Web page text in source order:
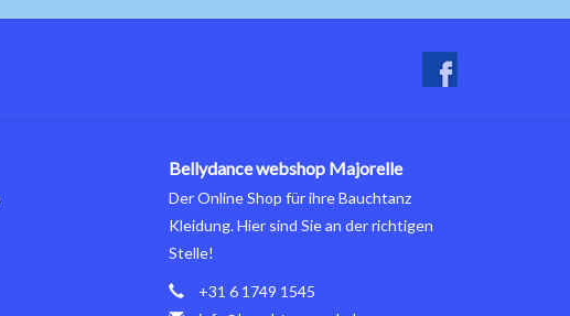
Bellydance webshop Majorelle
Der Online Shop für ihre Bauchtanz
Kleidung. Hier sind Sie an der richtigen
Stelle!
+31 6 1749 1545